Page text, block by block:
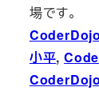
場です。
小平,